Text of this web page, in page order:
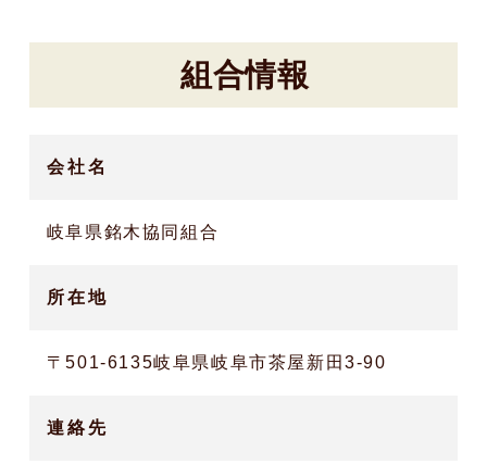
組合情報
会社名
岐阜県銘木協同組合
所在地
〒501-6135岐阜県岐阜市茶屋新田3-90
連絡先